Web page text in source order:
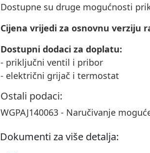
Dostupne su druge mogućnosti
Cijena vrijedi za osnovnu verziju
Dostupni dodaci za doplatu:
- priključni ventil i pribor
- električni grijač i termostat
Ostali podaci:
WGPAJ140063 - Naručivanje
Dokumenti za više detalja: